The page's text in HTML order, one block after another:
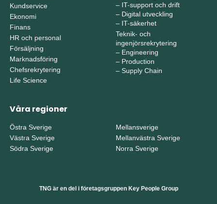
Kundservice
Ekonomi
Finans
HR och personal
Försäljning
Marknadsföring
Chefsrekrytering
Life Science
– IT-support och drift
– Digital utveckling
– IT-säkerhet
Teknik- och
ingenjörsrekrytering
– Engineering
– Production
– Supply Chain
Våra regioner
Östra Sverige
Västra Sverige
Södra Sverige
Mellansverige
Mellanvästra Sverige
Norra Sverige
TNG är en del i företagsgruppen Key People Group